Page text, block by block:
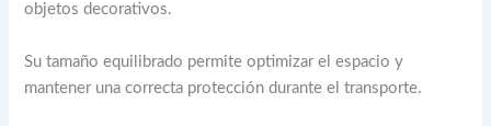
objetos decorativos.
Su tamaño equilibrado permite optimizar el espacio y
mantener una correcta protección durante el transporte.